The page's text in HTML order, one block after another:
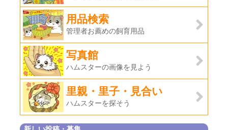
用品検索
管理者お薦めの飼育用品
写真館
ハムスターの画像を見よう
里親・里子・見合い
ハムスターを探そう